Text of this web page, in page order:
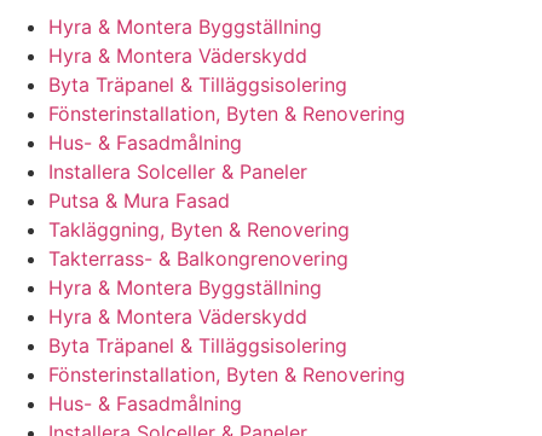
Hyra & Montera Byggställning
Hyra & Montera Väderskydd
Byta Träpanel & Tilläggsisolering
Fönsterinstallation, Byten & Renovering
Hus- & Fasadmålning
Installera Solceller & Paneler
Putsa & Mura Fasad
Takläggning, Byten & Renovering
Takterrass- & Balkongrenovering
Hyra & Montera Byggställning
Hyra & Montera Väderskydd
Byta Träpanel & Tilläggsisolering
Fönsterinstallation, Byten & Renovering
Hus- & Fasadmålning